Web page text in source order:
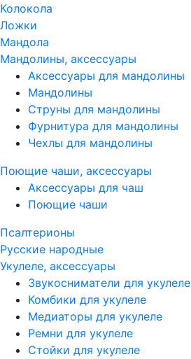
Колокола
Ложки
Мандола
Мандолины, аксессуары
Аксессуары для мандолины
Мандолины
Струны для мандолины
Фурнитура для мандолины
Чехлы для мандолины
Поющие чаши, аксессуары
Аксессуары для чаш
Поющие чаши
Псалтерионы
Русские народные
Укулеле, аксессуары
Звукосниматели для укулеле
Комбики для укулеле
Медиаторы для укулеле
Ремни для укулеле
Стойки для укулеле